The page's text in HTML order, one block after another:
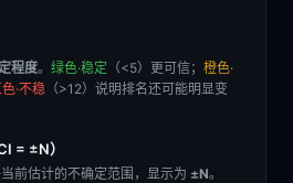
程度。 绿色·稳定 （<5）更可信； 橙色·
·不稳 （>12）说明排名还可能明显变
= ±N）
前估计的不确定范围，显示为 ±N。